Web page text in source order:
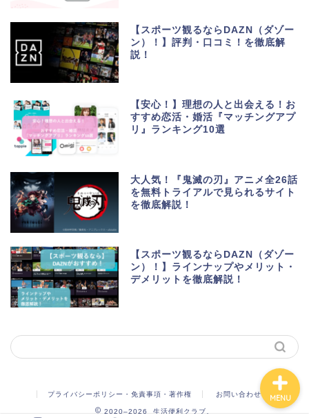
【スポーツ観るならDAZN（ダゾー
ン）！】評判・口コミ！を徹底解
説！
【安心！】理想の人と出会える！お
すすめ恋活・婚活『マッチングアプ
リ』ランキング10選
大人気！『鬼滅の刃』アニメ全26話
を無料トライアルで見られるサイト
を徹底解説！
【スポーツ観るならDAZN（ダゾー
ン）！】ラインナップやメリット・
デメリットを徹底解説！
プライバシーポリシー・免責事項・著作権 お問い合わせ
2020–2026 生活便利クラブ。
MENU
アプリ
ポイントサイト・お小遣
美容・健康・マッチング
動画・マンガ配信サービ